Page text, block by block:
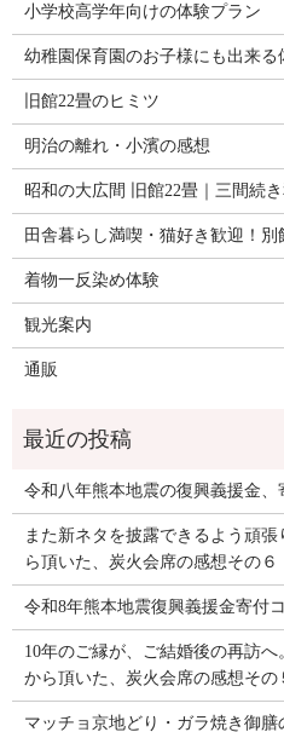
小学校高学年向けの体験プラン
幼稚園保育園のお子様にも出来る
旧館22畳のヒミツ
明治の離れ・小濱の感想
昭和の大広間 旧館22畳｜三間続
田舎暮らし満喫・猫好き歓迎！
着物一反染め体験
観光案内
通販
令和八年熊本地震の復興義援金、
また新ネタを披露できるよう頑
ら頂いた、炭火会席の感想その６
令和8年熊本地震復興義援金寄付
10年のご縁が、ご結婚後の再訪
から頂いた、炭火会席の感想その
マッチョ京地どり・ガラ焼き御